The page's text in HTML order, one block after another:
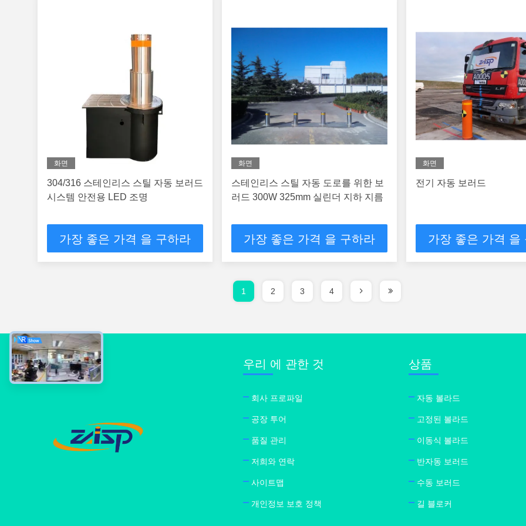
화면
304/316 스테인리스 스틸 자동 보러드
시스템 안전용 LED 조명
가장 좋은 가격 을 구하라
화면
스테인리스 스틸 자동 도로를 위한 보
러드 300W 325mm 실린더 지하 지름
가장 좋은 가격 을 구하라
화면
전기 자동 보러드
가장 좋은 가격 을
1 2 3 4
우리 에 관한 것
회사 프로파일
공장 투어
품질 관리
저희와 연락
사이트맵
개인정보 보호 정책
상품
자동 볼라드
고정된 볼라드
이동식 볼라드
반자동 보러드
수동 보러드
길 블로커